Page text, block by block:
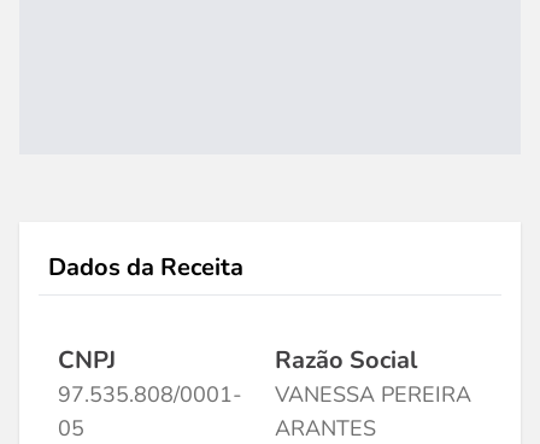
Dados da Receita
CNPJ
97.535.808/0001-
05
Razão Social
VANESSA PEREIRA
ARANTES